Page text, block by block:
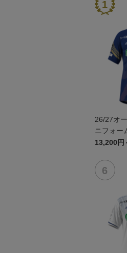
26/27オ
ニフォー
13,200円